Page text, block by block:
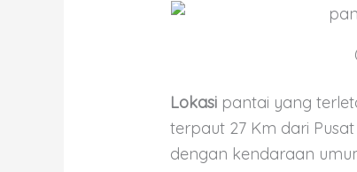
Lokasi pantai yang
terpaut 27 Km dari
dengan kendaraan